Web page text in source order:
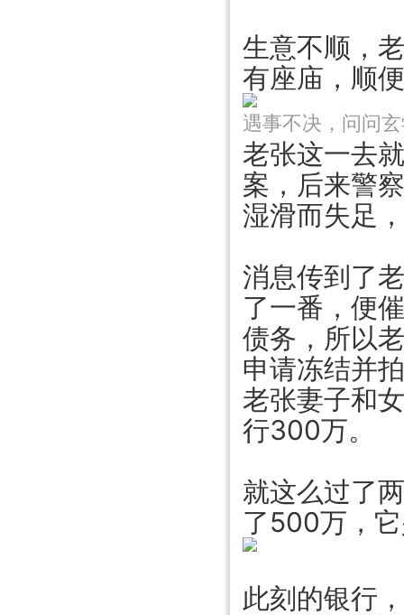
生意不顺，
有座庙，顺
遇事不决，问问
老张这一去
案，后来警
湿滑而失足
消息传到了
了一番，便
债务，所以
申请冻结并
老张妻子和
行300万。
就这么过了
了500万，
此刻的银行